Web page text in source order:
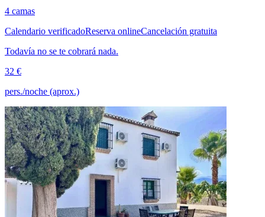
4 camas
Calendario verificadoReserva onlineCancelación gratuita
Todavía no se te cobrará nada.
32 €
pers./noche (aprox.)